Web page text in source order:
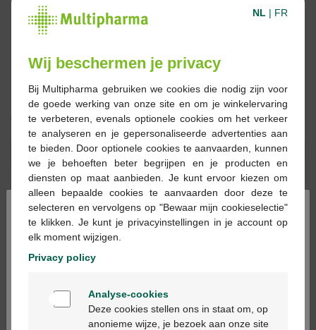
€ 10,89
Bestellen Reserveren
Op voorraad online
- +
Max. aantal = 12
Op werkdagen vóór 12u besteld, volgende
werkdag geleverd
×
Bienvenue
NL | FR
Wij beschermen je privacy
Bij Multipharma gebruiken we cookies die nodig zijn voor
de goede werking van onze site en om je winkelervaring
te verbeteren, evenals optionele cookies om het verkeer
te analyseren en je gepersonaliseerde advertenties aan
te bieden. Door optionele cookies te aanvaarden, kunnen
we je behoeften beter begrijpen en je producten en
diensten op maat aanbieden. Je kunt ervoor kiezen om
alleen bepaalde cookies te aanvaarden door deze te
selecteren en vervolgens op "Bewaar mijn cookieselectie"
te klikken. Je kunt je privacyinstellingen in je account op
elk moment wijzigen.
Privacy policy
Analyse-cookies
Deze cookies stellen ons in staat om, op
anonieme wijze, je bezoek aan onze site